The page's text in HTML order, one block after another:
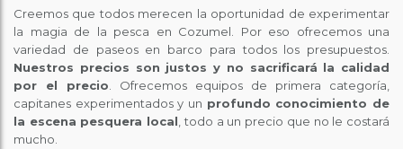
Creemos que todos merecen la oportunidad de experimentar
la magia de la pesca en Cozumel. Por eso ofrecemos una
variedad de paseos en barco para todos los presupuestos.
Nuestros precios son justos y no sacrificará la calidad
por el precio. Ofrecemos equipos de primera categoría,
capitanes experimentados y un profundo conocimiento de
la escena pesquera local, todo a un precio que no le costará
mucho.